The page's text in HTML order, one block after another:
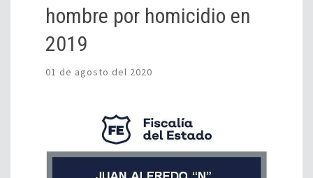
hombre por homicidio en
2019
01 de agosto del 2020